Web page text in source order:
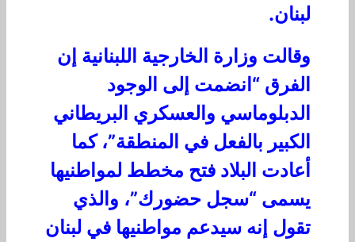
لبنان.
وقالت وزارة الخارجية اللبنانية إن
الفرق “انضمت إلى الوجود
الدبلوماسي والعسكري البريطاني
الكبير بالفعل في المنطقة”، كما
أعادت البلاد فتح مخطط لمواطنيها
يسمى “سجل حضورك”، والذي
تقول إنه سيدعم مواطنيها في لبنان